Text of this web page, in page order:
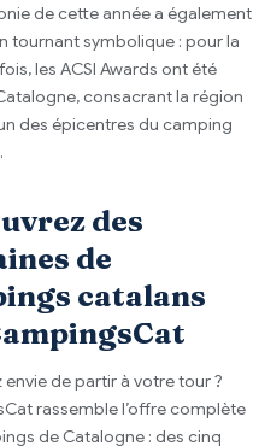
de cette année a également
tournant symbolique : pour la
les ACSI Awards ont été
consacrant la région
des épicentres du camping
des
de
catalans
envie de partir à votre tour ?
rassemble l’offre complète
de Catalogne : des cinq